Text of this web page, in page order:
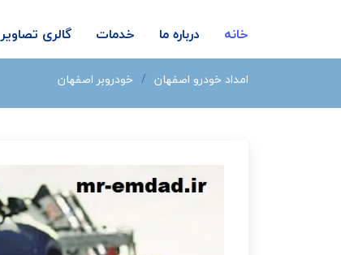
خانه درباره ما خدمات گالری تصاویر
امداد خودرو اصفهان خودروبر اصفهان